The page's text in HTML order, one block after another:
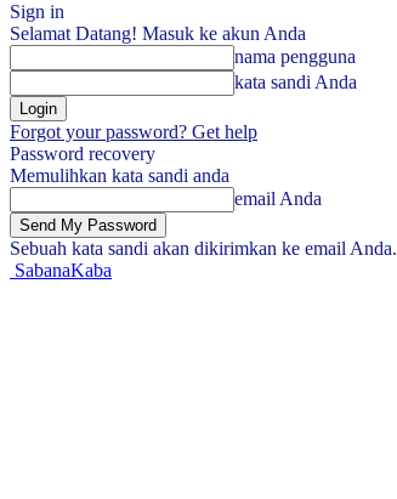
Sign in
Selamat Datang! Masuk ke akun Anda
nama pengguna
kata sandi Anda
Forgot your password? Get help
Password recovery
Memulihkan kata sandi anda
email Anda
Sebuah kata sandi akan dikirimkan ke email Anda.
SabanaKaba